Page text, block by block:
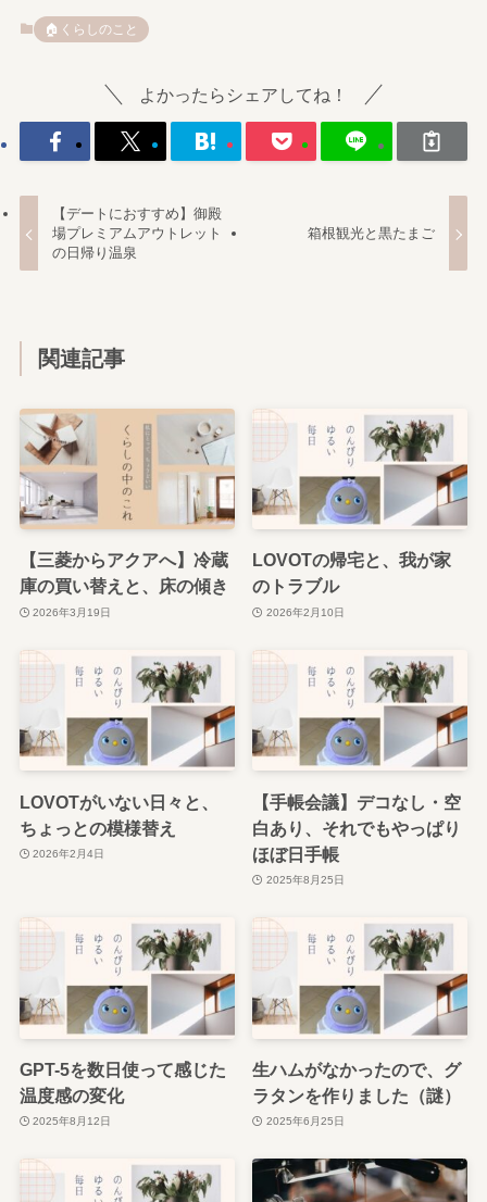
🏠️くらしのこと
よかったらシェアしてね！
【デートにおすすめ】御殿
場プレミアムアウトレット
の日帰り温泉
箱根観光と黒たまご
関連記事
【三菱からアクアへ】冷蔵
庫の買い替えと、床の傾き
2026年3月19日
LOVOTの帰宅と、我が家
のトラブル
2026年2月10日
LOVOTがいない日々と、
ちょっとの模様替え
2026年2月4日
【手帳会議】デコなし・空
白あり、それでもやっぱり
ほぼ日手帳
2025年8月25日
GPT-5を数日使って感じた
温度感の変化
2025年8月12日
生ハムがなかったので、グ
ラタンを作りました（謎）
2025年6月25日